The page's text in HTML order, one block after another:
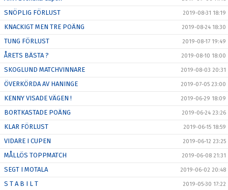
SNÖPLIG FÖRLUST 2019-08-31 18:19
KNACKIGT MEN TRE POÄNG 2019-08-24 18:30
TUNG FÖRLUST 2019-08-17 19:49
ÅRETS BÄSTA ? 2019-08-10 18:00
SKOGLUND MATCHVINNARE 2019-08-03 20:31
ÖVERKÖRDA AV HANINGE 2019-07-05 23:00
KENNY VISADE VÄGEN ! 2019-06-29 18:09
BORTKASTADE POÄNG 2019-06-24 23:26
KLAR FÖRLUST 2019-06-15 18:59
VIDARE I CUPEN 2019-06-12 23:25
MÅLLÖS TOPPMATCH 2019-06-08 21:31
SEGT I MOTALA 2019-06-02 20:48
S T A B I L T 2019-05-30 17:22